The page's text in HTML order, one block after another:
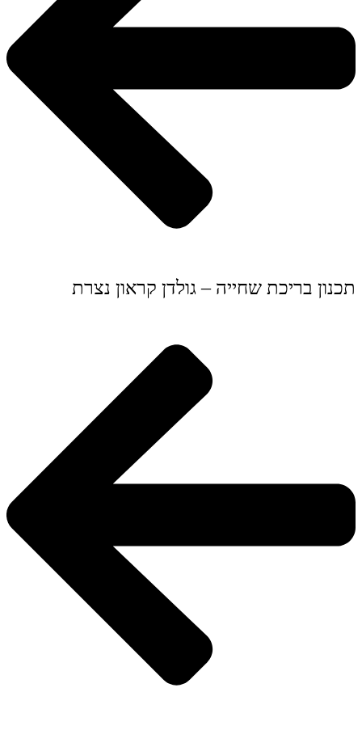
תכנון בריכת שחייה – גולדן קראון נצרת